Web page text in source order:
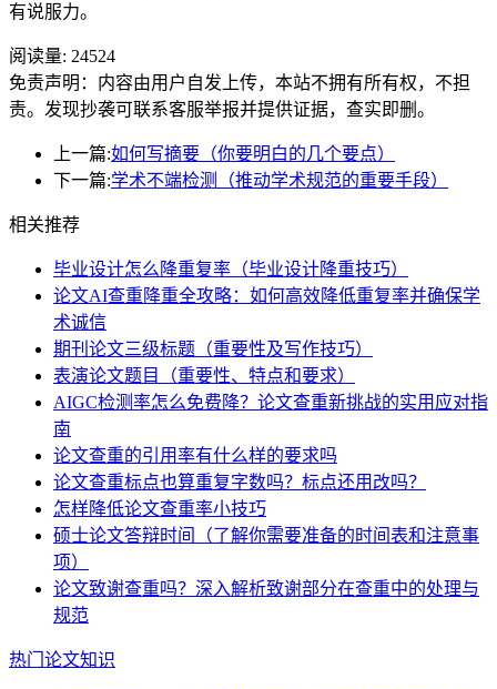
有说服力。
阅读量: 24524
免责声明：内容由用户自发上传，本站不拥有所有权，不担
责。发现抄袭可联系客服举报并提供证据，查实即删。
上一篇:如何写摘要（你要明白的几个要点）
下一篇:学术不端检测（推动学术规范的重要手段）
相关推荐
毕业设计怎么降重复率（毕业设计降重技巧）
论文AI查重降重全攻略：如何高效降低重复率并确保学
术诚信
期刊论文三级标题（重要性及写作技巧）
表演论文题目（重要性、特点和要求）
AIGC检测率怎么免费降？论文查重新挑战的实用应对指
南
论文查重的引用率有什么样的要求吗
论文查重标点也算重复字数吗？标点还用改吗？
怎样降低论文查重率小技巧
硕士论文答辩时间（了解你需要准备的时间表和注意事
项）
论文致谢查重吗？深入解析致谢部分在查重中的处理与
规范
热门论文知识